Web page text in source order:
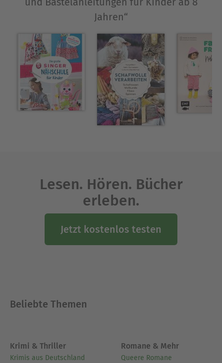
Download zur Verfügung gestellt werden. Ein Spaß
sowohl für die Bastelmagier selbst als auch für ihr
Publikum!
Über Norbert Pautner
Norbert Pautner zeichnet und malt, seit er einen
Stift halten kann. Nachdem er Chinesisch gelernt
und viele andere spannende Sachen erlebt hat,
macht er heute das, was er schon als Kind am
liebsten getan hat: Bilder, Basteln, Bücher.
Jahren“
Lesen. Hören. Bücher
erleben.
Jetzt kostenlos testen
Beliebte Themen
Krimi & Thriller
Krimis aus Deutschland
Romane & Mehr
Queere Romane